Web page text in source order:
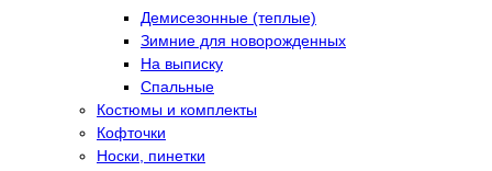
Демисезонные (теплые)
Зимние для новорожденных
На выписку
Спальные
Костюмы и комплекты
Кофточки
Носки, пинетки